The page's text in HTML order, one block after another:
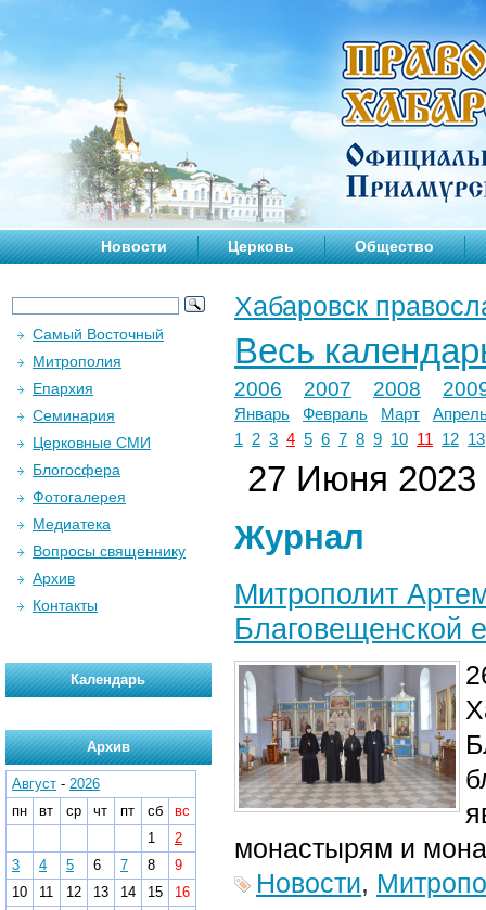
Новости Церковь Общество
Хабаровск
Весь
2006 2007 2008
Январь Февраль Март
1
2 3 4 5 6 7 8 9 10 11 12 13
27 Июня 2023
Журнал
Митрополит
Благовещенской
монастырям и
Новости,
Самый Восточный
Митрополия
Епархия
Семинария
Церковные СМИ
Блогосфера
Фотогалерея
Медиатека
Вопросы священнику
Архив
Контакты
Календарь
Архив
Август - 2026
пн
вт ср чт пт сб
вс
1
2
3
4 5 6 7 8
9
10
11 12 13 14 15
16